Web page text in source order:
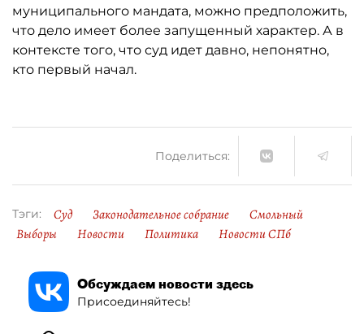
муниципального мандата, можно предположить,
что дело имеет более запущенный характер. А в
контексте того, что суд идет давно, непонятно,
кто первый начал.
Поделиться:
Тэги: Суд Законодательное собрание
Смольный
Выборы
Новости Политика Новости СПб
Обсуждаем новости здесь
Присоединяйтесь!